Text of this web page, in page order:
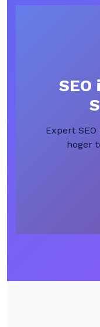
Expert
hoger